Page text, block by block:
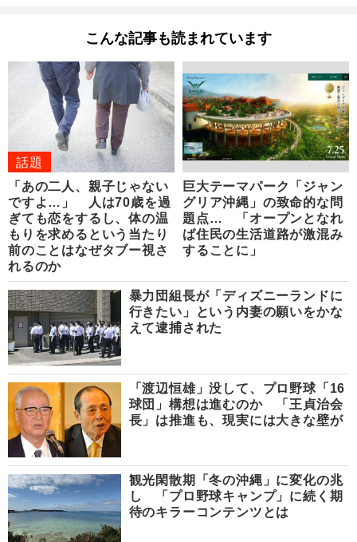
こんな記事も読まれています
話題
「あの二人、親子じゃない
ですよ…」 人は70歳を過
ぎても恋をするし、体の温
もりを求めるという当たり
前のことはなぜタブー視さ
れるのか
巨大テーマパーク「ジャン
グリア沖縄」の致命的な問
題点… 「オープンとなれ
ば住民の生活道路が激混み
することに」
暴力団組長が「ディズニーランドに
行きたい」という内妻の願いをかな
えて逮捕された
「渡辺恒雄」没して、プロ野球「16
球団」構想は進むのか 「王貞治会
長」は推進も、現実には大きな壁が
観光閑散期「冬の沖縄」に変化の兆
し 「プロ野球キャンプ」に続く期
待のキラーコンテンツとは